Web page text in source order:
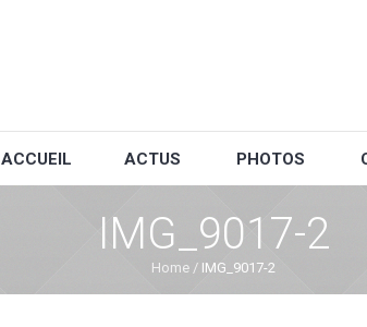
ACCUEIL ACTUS PHOTOS
IMG_9017-2
Home / IMG_9017-2